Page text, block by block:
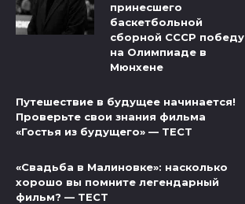
принесшего
баскетбольной
сборной СССР победу
на Олимпиаде в
Мюнхене
Путешествие в будущее начинается!
Проверьте свои знания фильма
«Гостья из будущего» — ТЕСТ
«Свадьба в Малиновке»: насколько
хорошо вы помните легендарный
фильм? — ТЕСТ